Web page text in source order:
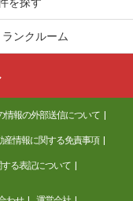
２
ンクルーム
情報の外部送信について
産情報に関する免責事項
る表記について